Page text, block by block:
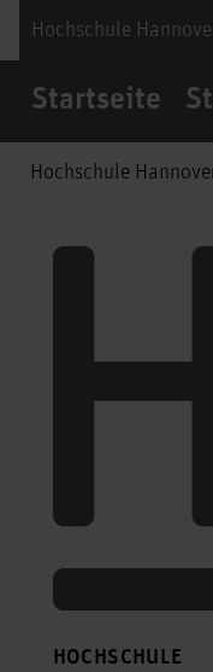
Hochschule
Startseite
Hochschule
HOCHSCHULE